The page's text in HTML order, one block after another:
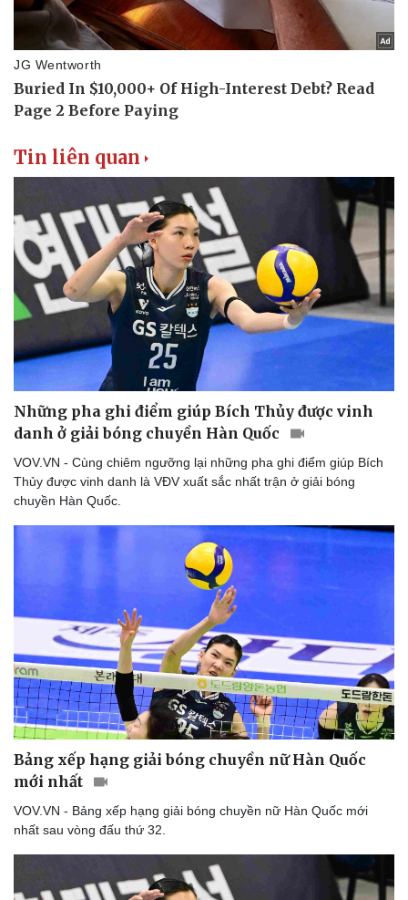
Bóng đá
Thế giới thể thao
eSports
Hậu trường
Ô tô - Xe máy
Ô tô
Xe máy
Tư vấn
Tin liên quan
Những pha ghi điểm giúp Bích Thủy được vinh
danh ở giải bóng chuyền Hàn Quốc
VOV.VN - Cùng chiêm ngưỡng lại những pha ghi điểm giúp Bích
Thủy được vinh danh là VĐV xuất sắc nhất trận ở giải bóng
chuyền Hàn Quốc.
Bảng xếp hạng giải bóng chuyền nữ Hàn Quốc
mới nhất
VOV.VN - Bảng xếp hạng giải bóng chuyền nữ Hàn Quốc mới
nhất sau vòng đấu thứ 32.